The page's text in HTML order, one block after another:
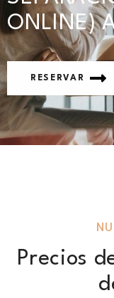
ONLINE)
RESERVAR
Precios